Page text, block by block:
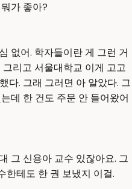
가 좋아?
없어. 학자들이란 게 그런 거
리고 서울대학교 이게 고고
다. 그래 그러면 아 알았다. 그
데 한 건도 주문 안 들어왔어
그 신용아 교수 있잖아요. 그
한테도 한 권 보냈지 이걸.